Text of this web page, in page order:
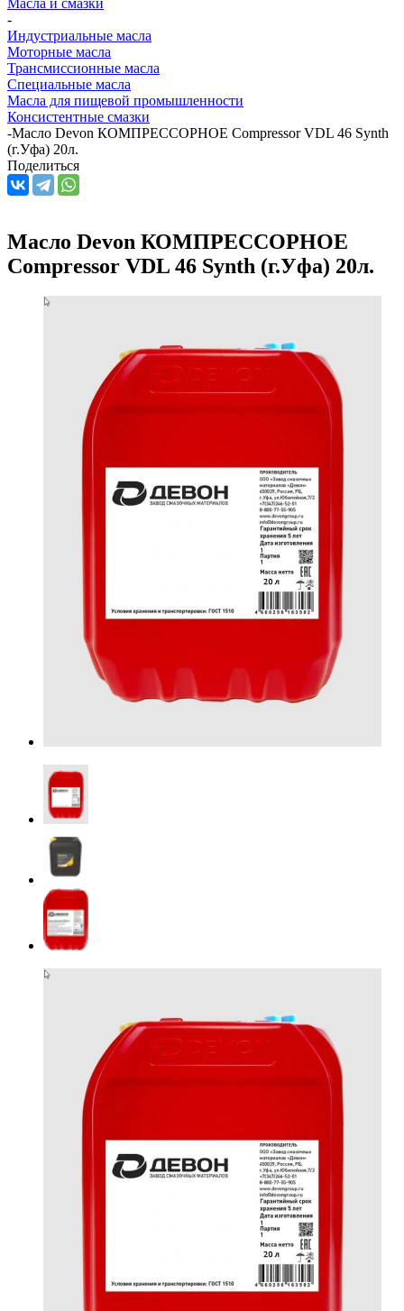
-
Индустриальные масла
Моторные масла
Трансмиссионные масла
Специальные масла
Масла для пищевой промышленности
Консистентные смазки
-Масло Devon КОМПРЕССОРНОЕ Compressor VDL 46 Synth
(г.Уфа) 20л.
Поделиться
Масло Devon КОМПРЕССОРНОЕ
Compressor VDL 46 Synth (г.Уфа) 20л.